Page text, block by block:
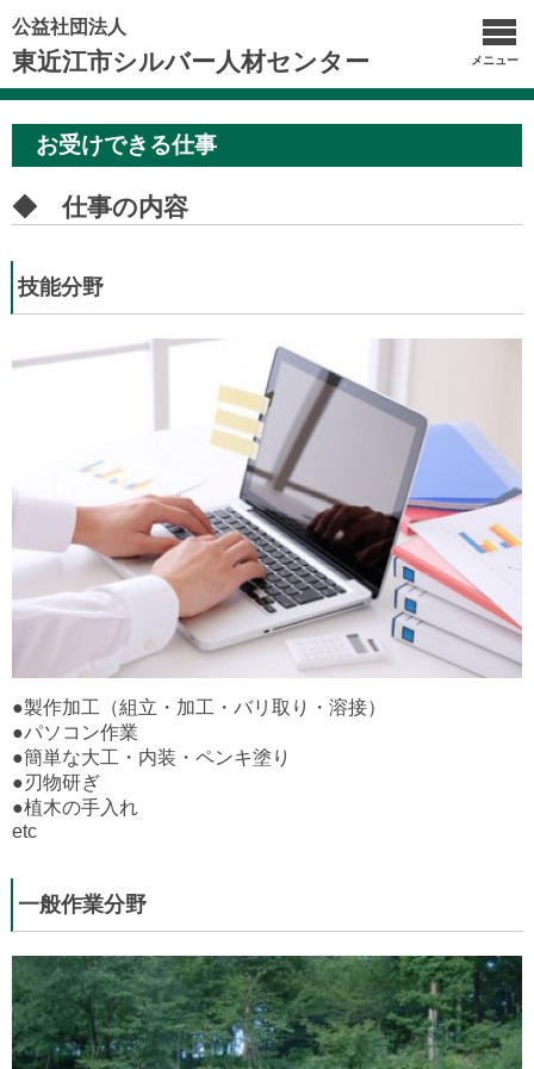
公益社団法人
東近江市シルバー人材センター メニュー
お受けできる仕事
◆ 仕事の内容
技能分野
●製作加工（組立・加工・バリ取り・溶接）
●パソコン作業
●簡単な大工・内装・ペンキ塗り
●刃物研ぎ
●植木の手入れ
etc
一般作業分野